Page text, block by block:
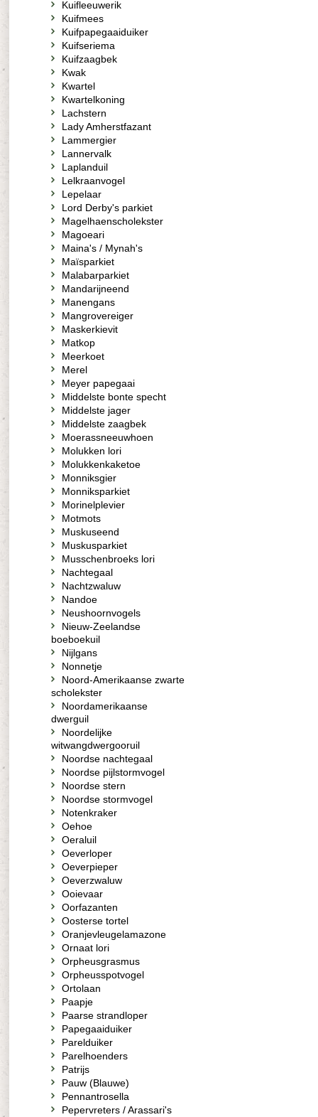
Kuifleeuwerik
Kuifmees
Kuifpapegaaiduiker
Kuifseriema
Kuifzaagbek
Kwak
Kwartel
Kwartelkoning
Lachstern
Lady Amherstfazant
Lammergier
Lannervalk
Laplanduil
Lelkraanvogel
Lepelaar
Lord Derby's parkiet
Magelhaenscholekster
Magoeari
Maina's / Mynah's
Maïsparkiet
Malabarparkiet
Mandarijneend
Manengans
Mangrovereiger
Maskerkievit
Matkop
Meerkoet
Merel
Meyer papegaai
Middelste bonte specht
Middelste jager
Middelste zaagbek
Moerassneeuwhoen
Molukken lori
Molukkenkaketoe
Monniksgier
Monniksparkiet
Morinelplevier
Motmots
Muskuseend
Muskusparkiet
Musschenbroeks lori
Nachtegaal
Nachtzwaluw
Nandoe
Neushoornvogels
Nieuw-Zeelandse
boeboekuil
Nijlgans
Nonnetje
Noord-Amerikaanse zwarte
scholekster
Noordamerikaanse
dwerguil
Noordelijke
witwangdwergooruil
Noordse nachtegaal
Noordse pijlstormvogel
Noordse stern
Noordse stormvogel
Notenkraker
Oehoe
Oeraluil
Oeverloper
Oeverpieper
Oeverzwaluw
Ooievaar
Oorfazanten
Oosterse tortel
Oranjevleugelamazone
Ornaat lori
Orpheusgrasmus
Orpheusspotvogel
Ortolaan
Paapje
Paarse strandloper
Papegaaiduiker
Parelduiker
Parelhoenders
Patrijs
Pauw (Blauwe)
Pennantrosella
Pepervreters / Arassari's